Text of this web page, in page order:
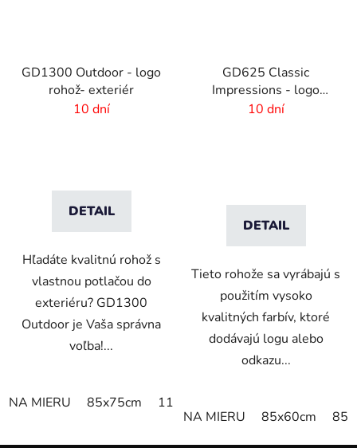
GD1300 Outdoor - logo
rohož- exteriér
10 dní
DETAIL
Hľadáte kvalitnú rohož s
vlastnou potlačou do
exteriéru? GD1300
Outdoor je Vaša správna
voľba!...
NA MIERU 85x75cm 115x85cm
GD625 Classic
Impressions - logo
rohož s HD potlačou - 6
10 dní
DETAIL
Tieto rohože sa vyrábajú s
použitím vysoko
kvalitných farbív, ktoré
dodávajú logu alebo
odkazu...
NA MIERU 85x60cm